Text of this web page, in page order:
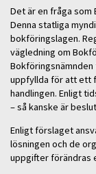
Det är en fråga som
Denna statliga
bokföringslagen.
vägledning om
uppfyllda för att ett
handlingen. Enligt
– så kanske är
Enligt förslaget
lösningen och de
uppgifter förändras